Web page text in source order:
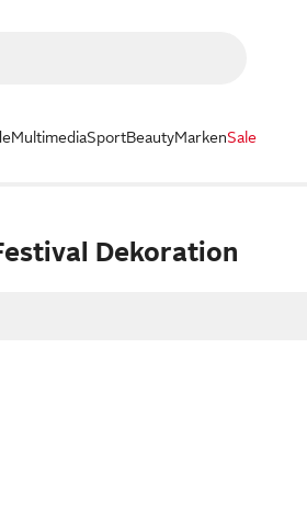
MultimediaSportBeautyMarkenSale
Dekoration